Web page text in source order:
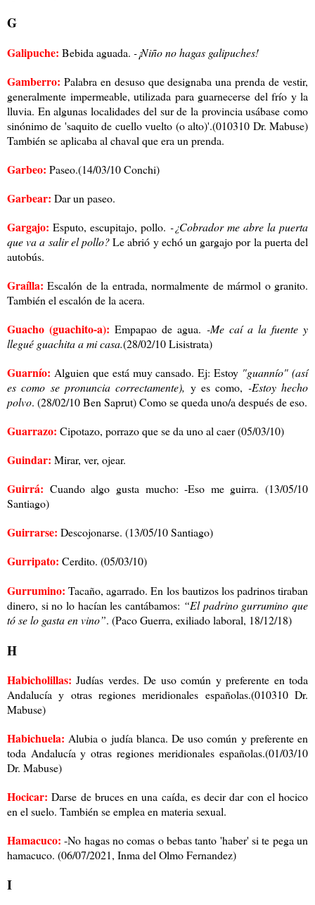
G
Galipuche: Bebida aguada. -¡Niño no hagas galipuches!
Gamberro: Palabra en desuso que designaba una prenda de vestir,
generalmente impermeable, utilizada para guarnecerse del frío y la
lluvia. En algunas localidades del sur de la provincia usábase como
sinónimo de 'saquito de cuello vuelto (o alto)'.(010310 Dr. Mabuse)
También se aplicaba al chaval que era un prenda.
Garbeo: Paseo.(14/03/10 Conchi)
Garbear: Dar un paseo.
Gargajo: Esputo, escupitajo, pollo. -¿Cobrador me abre la puerta
que va a salir el pollo?Le abrió y echó un gargajo por la puerta del
autobús.
Graílla: Escalón de la entrada, normalmente de mármol o granito.
También el escalón de la acera.
Guacho (guachito-a): Empapao de agua. -Me caí a la fuente y
llegué guachita a mi casa.(28/02/10 Lisistrata)
Guarnío: Alguien que está muy cansado. Ej: Estoy "guannío" (así
es como se pronuncia correctamente), y es como, -Estoy hecho
polvo. (28/02/10 Ben Saprut) Como se queda uno/a después de eso.
Guarrazo: Cipotazo, porrazo que se da uno al caer (05/03/10)
Guindar: Mirar, ver, ojear.
Guirrá: Cuando algo gusta mucho: -Eso me guirra. (13/05/10
Santiago)
Guirrarse: Descojonarse. (13/05/10 Santiago)
Gurripato: Cerdito. (05/03/10)
Gurrumino: Tacaño, agarrado. En los bautizos los padrinos tiraban
dinero, si no lo hacían les cantábamos: “El padrino gurrumino que
tó se lo gasta en vino”. (Paco Guerra, exiliado laboral, 18/12/18)
H
Habicholillas: Judías verdes. De uso común y preferente en toda
Andalucía y otras regiones meridionales españolas.(010310 Dr.
Mabuse)
Habichuela: Alubia o judía blanca. De uso común y preferente en
toda Andalucía y otras regiones meridionales españolas.(01/03/10
Dr. Mabuse)
Hocicar: Darse de bruces en una caída, es decir dar con el hocico
en el suelo. También se emplea en materia sexual.
Hamacuco: -No hagas no comas o bebas tanto 'haber' si te pega un
hamacuco. (06/07/2021, Inma del Olmo Fernandez)
I